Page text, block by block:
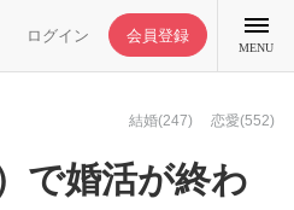
ログイン 会員登録
MENU
結婚(247) 恋愛(552)
で婚活が終わ